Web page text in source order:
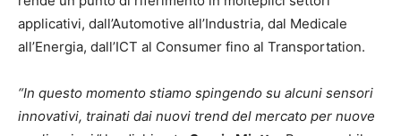
applicativi, dall’Automotive all’Industria, dal Medicale
all’Energia, dall’ICT al Consumer fino al Transportation.
“In questo momento stiamo spingendo su alcuni sensori
innovativi, trainati dai nuovi trend del mercato per nuove